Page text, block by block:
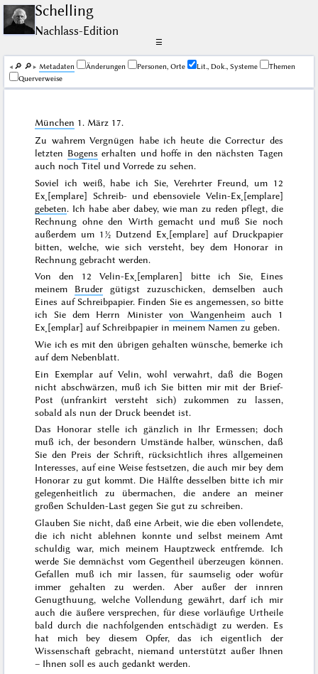
Schelling
Nachlass-Edition
☰
🔎︎ 🔎︎ Me­ta­da­ten Änderungen Personen, Orte Lit., Dok., Systeme
Themen
Querverweise
München 1. März 17.
Zu wahrem Vergnügen habe ich heute die Correctur des
letzten Bogens erhalten und hoffe in den nächsten Tagen
auch noch Titel und Vorrede zu sehen.
Soviel ich weiß, habe ich Sie, Verehrter Freund, um 12
Ex˖[emplare] Schreib- und ebensoviele Velin-Ex˖[emplare]
gebeten. Ich habe aber dabey, wie man zu reden pflegt, die
Rechnung ohne den Wirth gemacht und muß Sie noch
außerdem um 1½ Dutzend Ex˖[emplare] auf Druckpapier
bitten, welche, wie sich versteht, bey dem Honorar in
Rechnung gebracht werden.
Von den 12 Velin-Ex˖[emplaren] bitte ich Sie, Eines
meinem Bruder gütigst zuzuschicken, demselben auch
Eines auf Schreibpapier. Finden Sie es angemessen, so bitte
ich Sie dem Herrn Minister von Wangenheimauch 1
Ex˖[emplar] auf Schreibpapier in meinem Namen zu geben.
Wie ich es mit den übrigen gehalten wünsche, bemerke ich
auf dem Nebenblatt.
Ein Exemplar auf Velin, wohl verwahrt, daß die Bogen
nicht abschwärzen, muß ich Sie bitten mir mit der Brief-
Post (unfrankirt versteht sich) zukommen zu lassen,
sobald als nun der Druck beendet ist.
Das Honorar stelle ich gänzlich in Ihr Ermessen; doch
muß ich, der besondern Umstände halber, wünschen, daß
Sie den Preis der Schrift, rücksichtlich ihres allgemeinen
Interesses, auf eine Weise festsetzen, die auch mir bey dem
Honorar zu gut kommt. Die Hälfte desselben bitte ich mir
gelegenheitlich zu übermachen, die andere an meiner
großen Schulden-Last gegen Sie gut zu schreiben.
Glauben Sie nicht, daß eine Arbeit, wie die eben vollendete,
die ich nicht ablehnen konnte und selbst meinem Amt
schuldig war, mich meinem Hauptzweck entfremde. Ich
werde Sie demnächst vom Gegentheil überzeugen können.
Gefallen muß ich mir lassen, für saumselig oder wofür
immer gehalten zu werden. Aber außer der innren
Genugthuung, welche Vollendung gewährt, darf ich mir
auch die äußere versprechen, für diese vorläufige Urtheile
bald durch die nachfolgenden entschädigt zu werden. Es
hat mich bey diesem Opfer, das ich eigentlich der
Wissenschaft gebracht, niemand unterstützt außer Ihnen
– Ihnen soll es auch gedankt werden.